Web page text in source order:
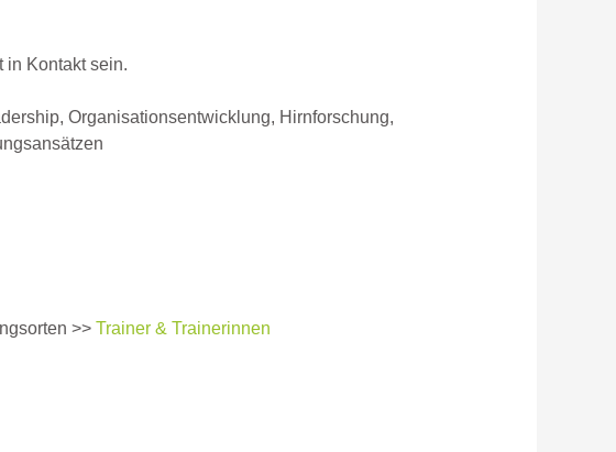
in Kontakt sein.
Organisationsentwicklung, Hirnforschung,
>> Trainer & Trainerinnen